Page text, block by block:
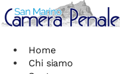
Vai
al
Home
Chi siamo